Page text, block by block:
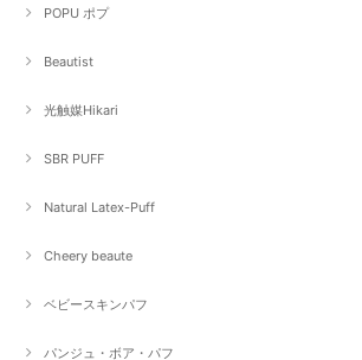
POPU ポプ
Beautist
光触媒Hikari
SBR PUFF
Natural Latex-Puff
Cheery beaute
ベビースキンパフ
パンジュ・ボア・パフ